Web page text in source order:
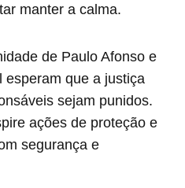
manter a calma.
de Paulo Afonso e
esperam que a justiça
sejam punidos.
ações de proteção e
segurança e